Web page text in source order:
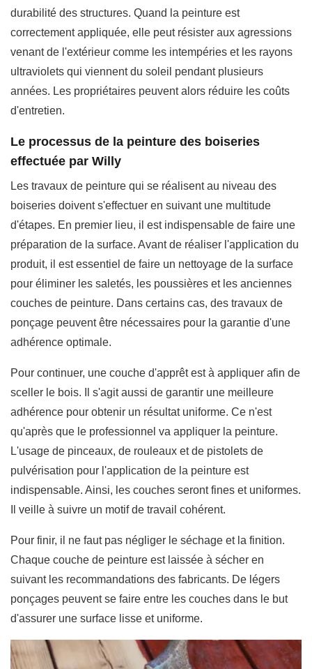
durabilité des structures. Quand la peinture est
correctement appliquée, elle peut résister aux agressions
venant de l'extérieur comme les intempéries et les rayons
ultraviolets qui viennent du soleil pendant plusieurs
années. Les propriétaires peuvent alors réduire les coûts
d'entretien.
Le processus de la peinture des boiseries
effectuée par Willy
Les travaux de peinture qui se réalisent au niveau des
boiseries doivent s'effectuer en suivant une multitude
d'étapes. En premier lieu, il est indispensable de faire une
préparation de la surface. Avant de réaliser l'application du
produit, il est essentiel de faire un nettoyage de la surface
pour éliminer les saletés, les poussières et les anciennes
couches de peinture. Dans certains cas, des travaux de
ponçage peuvent être nécessaires pour la garantie d'une
adhérence optimale.
Pour continuer, une couche d'apprêt est à appliquer afin de
sceller le bois. Il s'agit aussi de garantir une meilleure
adhérence pour obtenir un résultat uniforme. Ce n'est
qu'après que le professionnel va appliquer la peinture.
L'usage de pinceaux, de rouleaux et de pistolets de
pulvérisation pour l'application de la peinture est
indispensable. Ainsi, les couches seront fines et uniformes.
Il veille à suivre un motif de travail cohérent.
Pour finir, il ne faut pas négliger le séchage et la finition.
Chaque couche de peinture est laissée à sécher en
suivant les recommandations des fabricants. De légers
ponçages peuvent se faire entre les couches dans le but
d'assurer une surface lisse et uniforme.